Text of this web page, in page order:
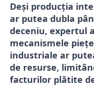
Deși producția
ar putea dubla
deceniu, expertul
mecanismele
industriale ar
de resurse,
facturilor plătite